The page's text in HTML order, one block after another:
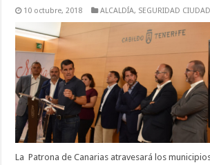
10 octubre, 2018 ALCALDÍA, SEGURIDAD
La Patrona de Canarias atravesará los